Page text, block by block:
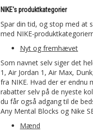
NIKE's produktkategorier
Spar din tid, og stop med at
med NIKE-
Nyt og fremhævet
Som navnet selv siger det
1, Air Jordan 1, Air Max,
fra NIKE. Hvad der er
rabatter selv på de nyeste
du får også adgang til de
Any Mental Blocks og Nike
Mænd